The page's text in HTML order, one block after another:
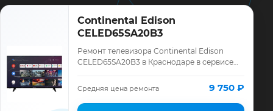
Continental Edison
CELED65SA20B3
Ремонт телевизора Continental Edison
CELED65SA20B3 в Краснодаре в сервисе
Continental Edison, смета до ремонта,
запчасти …
Средняя цена ремонта 9 750 ₽